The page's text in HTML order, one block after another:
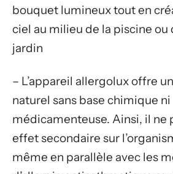
bouquet lumineux tout en
ciel au milieu de la piscine ou
jardin
– L’appareil allergolux offre
naturel sans base chimique ni
médicamenteuse. Ainsi, il ne
effet secondaire sur
même en parallèle avec les